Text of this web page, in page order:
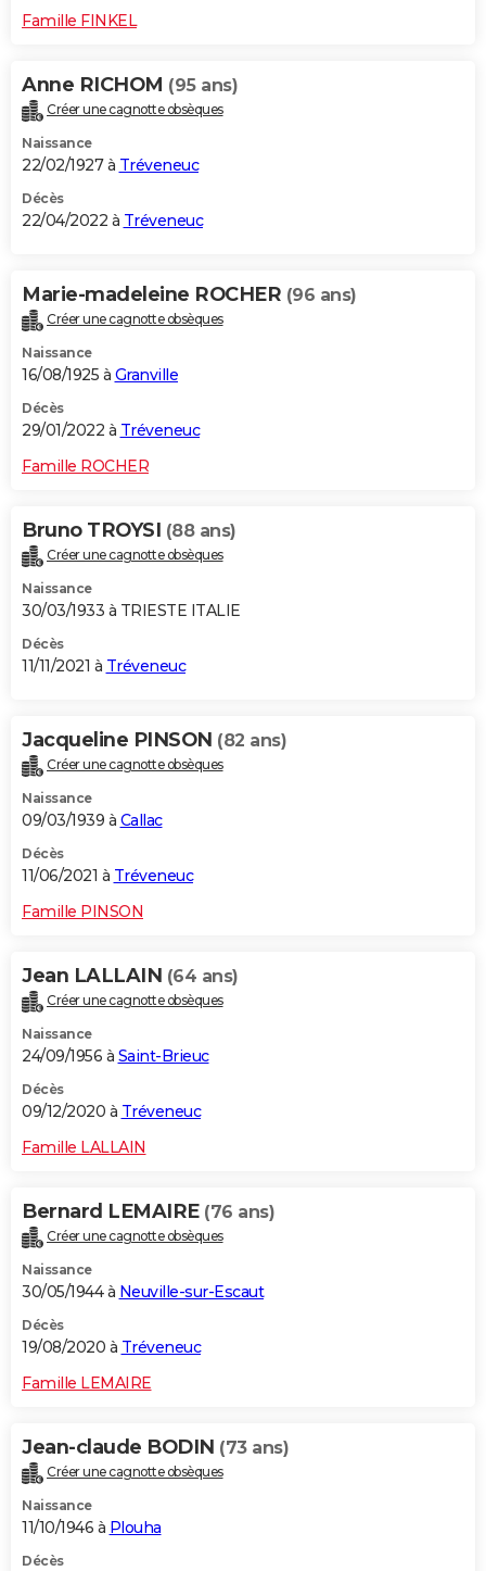
Famille FINKEL
Anne RICHOM (95 ans)
Créer une cagnotte obsèques
Naissance
22/02/1927 à Tréveneuc
Décès
22/04/2022 à Tréveneuc
Marie-madeleine ROCHER (96 ans)
Créer une cagnotte obsèques
Naissance
16/08/1925 à Granville
Décès
29/01/2022 à Tréveneuc
Famille ROCHER
Bruno TROYSI (88 ans)
Créer une cagnotte obsèques
Naissance
30/03/1933 à TRIESTE ITALIE
Décès
11/11/2021 à Tréveneuc
Jacqueline PINSON (82 ans)
Créer une cagnotte obsèques
Naissance
09/03/1939 à Callac
Décès
11/06/2021 à Tréveneuc
Famille PINSON
Jean LALLAIN (64 ans)
Créer une cagnotte obsèques
Naissance
24/09/1956 à Saint-Brieuc
Décès
09/12/2020 à Tréveneuc
Famille LALLAIN
Bernard LEMAIRE (76 ans)
Créer une cagnotte obsèques
Naissance
30/05/1944 à Neuville-sur-Escaut
Décès
19/08/2020 à Tréveneuc
Famille LEMAIRE
Jean-claude BODIN (73 ans)
Créer une cagnotte obsèques
Naissance
11/10/1946 à Plouha
Décès